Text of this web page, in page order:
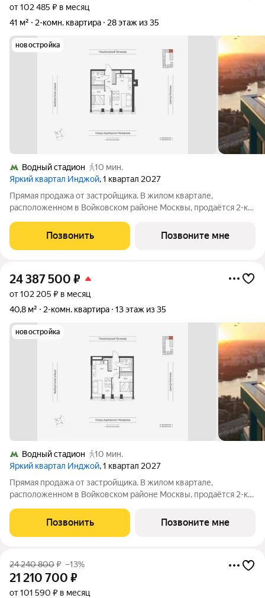
от 102 485 ₽ в месяц
41 м²
2-комн. квартира 28 этаж из 35
новостройка
Водный стадион
10 мин.
Яркий квартал Инджой, 1 квартал 2027
Прямая продажа от застройщика. В жилом квартале,
расположенном в Войковском районе Москвы, продаётся 2-к
расположена на 28 этаже 32-этажного дома, корпус 1, в жилом
квартале бизнес-класса Инджой. Инджой
Позвонить Позвоните мне
24 387 500 ₽
от 102 205 ₽ в месяц
40,8 м²
2-комн. квартира 13 этаж из 35
новостройка
Водный стадион
10 мин.
Яркий квартал Инджой, 1 квартал 2027
Прямая продажа от застройщика. В жилом квартале,
расположенном в Войковском районе Москвы, продаётся 2-к
расположена на 13 этаже 32-этажного дома, корпус 1, в жилом
квартале бизнес-класса Инджой.
Позвонить Позвоните мне
24 240 800₽ –13%
21 210 700 ₽
от 101 590 ₽ в месяц